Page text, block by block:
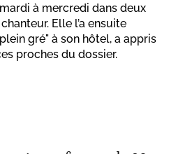
à mercredi dans deux
Elle l’a ensuite
gré" à son hôtel, a appris
proches du dossier.